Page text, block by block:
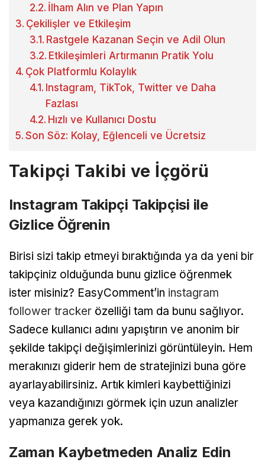
İlham Alın ve Plan Yapın
Çekilişler ve Etkileşim
Rastgele Kazanan Seçin ve Adil Olun
Etkileşimleri Artırmanın Pratik Yolu
Çok Platformlu Kolaylık
Instagram, TikTok, Twitter ve Daha
Fazlası
Hızlı ve Kullanıcı Dostu
Son Söz: Kolay, Eğlenceli ve Ücretsiz
Takipçi Takibi ve İçgörü
Instagram Takipçi Takipçisi ile
Gizlice Öğrenin
Birisi sizi takip etmeyi bıraktığında ya da yeni bir
takipçiniz olduğunda bunu gizlice öğrenmek
ister misiniz? EasyComment’in instagram
follower tracker özelliği tam da bunu sağlıyor.
Sadece kullanıcı adını yapıştırın ve anonim bir
şekilde takipçi değişimlerinizi görüntüleyin. Hem
merakınızı giderir hem de stratejinizi buna göre
ayarlayabilirsiniz. Artık kimleri kaybettiğinizi
veya kazandığınızı görmek için uzun analizler
yapmanıza gerek yok.
Zaman Kaybetmeden Analiz Edin